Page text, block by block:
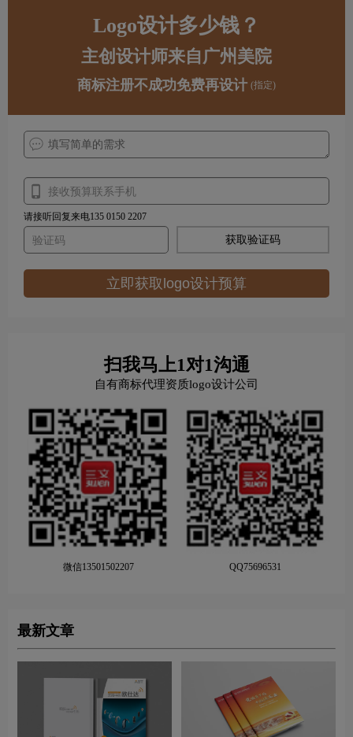
Logo设计多少钱？
主创设计师来自广州美院
商标注册不成功免费再设计 (指定)
请接听回复来电135 0150 2207
获取验证码
立即获取logo设计预算
扫我马上1对1沟通
自有商标代理资质logo设计公司
微信13501502207 QQ75696531
最新文章